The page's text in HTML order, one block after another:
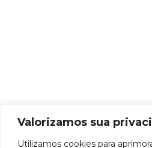
Valorizamos sua
Utilizamos cookies para